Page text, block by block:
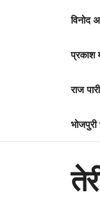
विनोद
प्रकाश
राज